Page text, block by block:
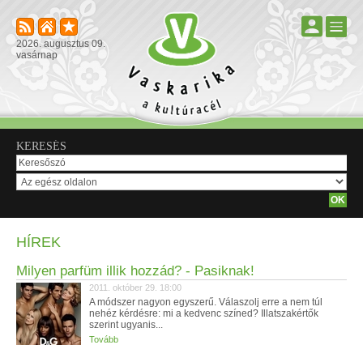
2026. augusztus 09.
vasárnap
KERESÉS
HÍREK
Milyen parfüm illik hozzád? - Pasiknak!
2011. október 29. 18:00
A módszer nagyon egyszerű. Válaszolj erre a nem túl
nehéz kérdésre: mi a kedvenc színed? Illatszakértők
szerint ugyanis...
Tovább